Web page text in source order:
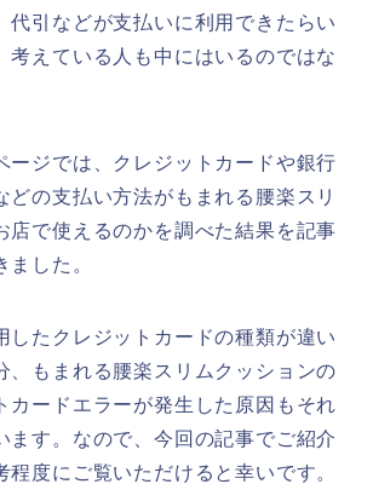
代引などが支払いに利用できたらい
考えている人も中にはいるのではな
ージでは、クレジットカードや銀行
どの支払い方法がもまれる腰楽スリ
店で使えるのかを調べた結果を記事
ました。
したクレジットカードの種類が違い
、もまれる腰楽スリムクッションの
カードエラーが発生した原因もそれ
ます。なので、今回の記事でご紹介
程度にご覧いただけると幸いです。